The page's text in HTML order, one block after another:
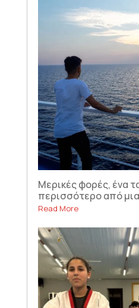
Μερικές φορές, ένα
περισσότερο από
Read More